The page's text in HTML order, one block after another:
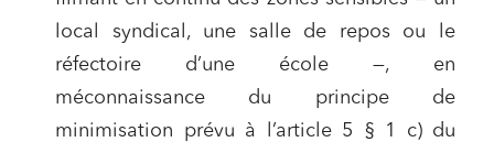
local syndical, une salle de repos ou le
réfectoire d’une école —, en
méconnaissance du principe de
minimisation prévu à l’article 5 § 1 c) du